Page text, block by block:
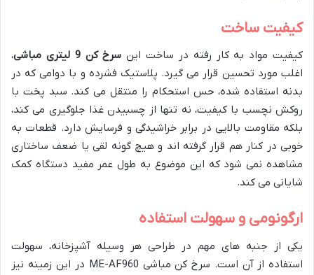
کیفیت ساخت
کیفیت مواد به کار رفته در ساخت این سرخ کن 9 لیتری مباشی
،
اغلب مورد تحسین قرار می گیرد. پلاستیک فشرده و با دوامی که در
بدنه استفاده شده، حس استحکام را منتقل می کند. سبد پخت با
روکش نچسب با کیفیت، نه تنها از چسبیدن غذا جلوگیری می کند،
بلکه مقاومت بالایی در برابر خراشیدگی و فرسایش دارد. قطعات به
خوبی در کنار هم قرار گرفته اند و هیچ گونه لقی یا ضعف ساختاری
مشاهده نمی شود که این موضوع به طول عمر مفید دستگاه کمک
شایانی می کند.
ارگونومی و سهولت استفاده
یکی از جنبه های مهم در طراحی هر وسیله آشپزخانه، سهولت
استفاده از آن است. سرخ کن مباشی ME-AF960 در این زمینه نیز